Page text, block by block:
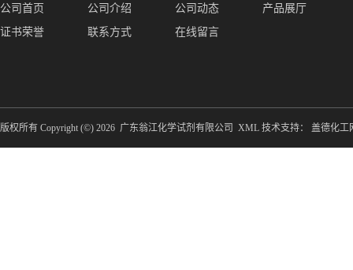
公司首页 公司介绍 公司动态
产品展厅
证书荣誉
联系方式 在线留言
版权所有 Copyright (©) 2026 广东翁江化学试剂有限公司 XML 技术支持： 盖德化工